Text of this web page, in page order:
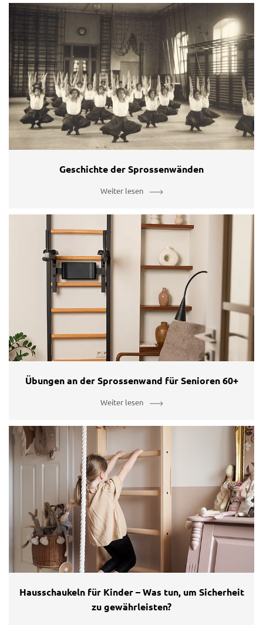
Geschichte der Sprossenwänden
Weiter lesen
Übungen an der Sprossenwand für Senioren 60+
Weiter lesen
Hausschaukeln für Kinder – Was tun, um Sicherheit
zu gewährleisten?